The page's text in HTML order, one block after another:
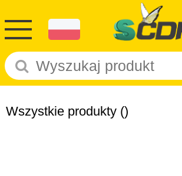
Wszystkie produkty ()